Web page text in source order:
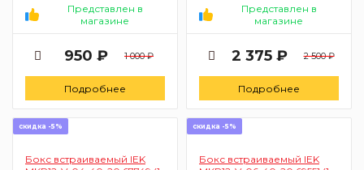
Представлен в
магазине
950 ₽ 1 000 ₽
Подробнее
Представлен в
магазине
2 375 ₽ 2 500 ₽
Подробнее
скидка -5%
Бокс встраиваемый IEK
скидка -5%
Бокс встраиваемый IEK